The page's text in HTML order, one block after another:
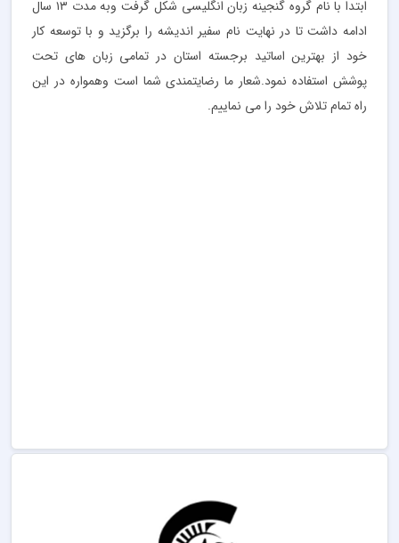
ابتدا با نام گروه گنجینه زبان انگلیسی شکل گرفت وبه مدت ۱۳ سال
ادامه داشت تا در نهایت نام سفیر اندیشه را برگزید و با توسعه کار
خود از بهترین اساتید برجسته استان در تمامی زبان های تحت
پوشش استفاده نمود.شعار ما رضایتمندی شما است وهمواره در این
راه تمام تلاش خود را می نماییم.